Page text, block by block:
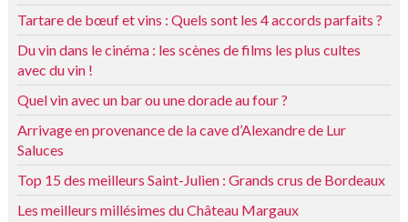
Tartare de bœuf et vins : Quels sont les 4 accords parfaits ?
Du vin dans le cinéma : les scènes de films les plus cultes
avec du vin !
Quel vin avec un bar ou une dorade au four ?
Arrivage en provenance de la cave d’Alexandre de Lur
Saluces
Top 15 des meilleurs Saint-Julien : Grands crus de Bordeaux
Les meilleurs millésimes du Château Margaux